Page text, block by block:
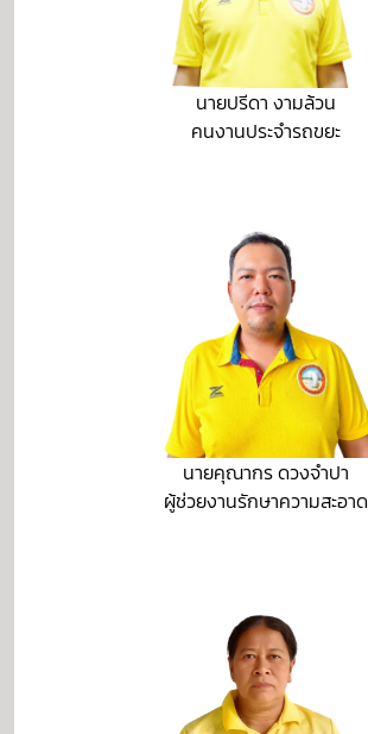
นายปรีดา งามล้วน
คนงานประจำรถขยะ
นายคุณากร ดวงจำปา
ผู้ช่วยงานรักษาความสะอาด